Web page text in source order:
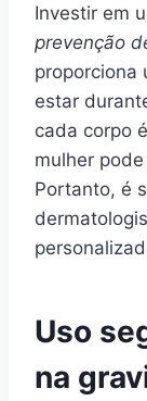
Investir em
prevenção
proporciona
estar
cada corpo
mulher
Portanto, é
Uso
na